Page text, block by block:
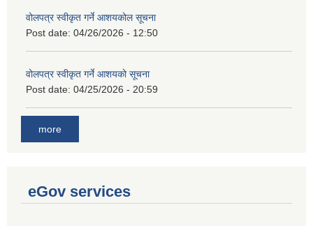
वोलपत्र स्वीकृत गर्ने आशयकोल सूचना
Post date: 04/26/2026 - 12:50
वोलपत्र स्वीकृत गर्ने आशयको सूचना
Post date: 04/25/2026 - 20:59
more
eGov services